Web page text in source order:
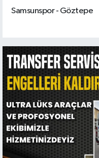
Samsunspor - Göztepe